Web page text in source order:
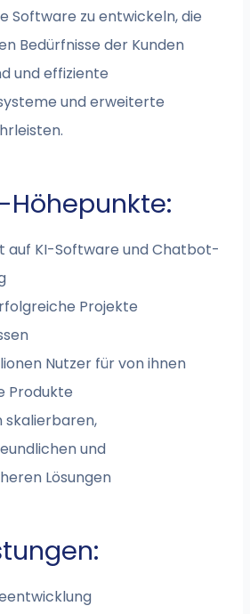
Software zu entwickeln, die
Bedürfnisse der Kunden
und effiziente
und erweiterte
Höhepunkte:
auf KI-Software und Chatbot-
Projekte
Nutzer für von ihnen
Produkte
skalierbaren,
und
Lösungen